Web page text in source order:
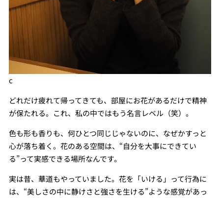
c
どれだけ疲れて帰ってきても、部屋にお花があるだけで精神
が保たれる。これ、私の中ではもう名言レベル（笑）。
色も形も香りも、何ひとつ同じじゃないのに、なぜかすっと
心が落ち着く。花のある空間は、“自分を大事にできてい
る”って実感できる場所なんです。
実は昔、華道もやっていました。花を「いける」って行為に
は、“美しさの中に静けさと強さを生ける”ような感覚があっ